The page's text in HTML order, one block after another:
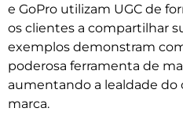
e GoPro utilizam UGC de
os clientes a compartilhar
exemplos demonstram
poderosa ferramenta de
aumentando a lealdade do
marca.